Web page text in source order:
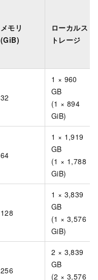
メモリ
(GiB)
ローカルス
トレージ
32
1 × 960
GB
(1 × 894
GiB)
64
1 × 1,919
GB
(1 × 1,788
GiB)
128
1 × 3,839
GB
(1 × 3,576
GiB)
256
2 × 3,839
GB
(2 × 3,576